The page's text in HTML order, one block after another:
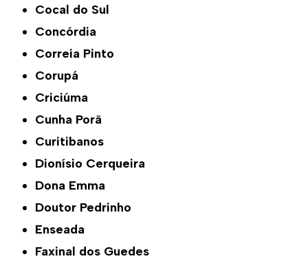
Cocal do Sul
Concórdia
Correia Pinto
Corupá
Criciúma
Cunha Porã
Curitibanos
Dionísio Cerqueira
Dona Emma
Doutor Pedrinho
Enseada
Faxinal dos Guedes